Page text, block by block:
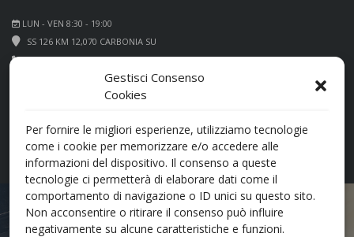
Gestisci Consenso
Cookies
Per fornire le migliori esperienze, utilizziamo tecnologie
come i cookie per memorizzare e/o accedere alle
informazioni del dispositivo. Il consenso a queste
tecnologie ci permetterà di elaborare dati come il
comportamento di navigazione o ID unici su questo sito.
Non acconsentire o ritirare il consenso può influire
negativamente su alcune caratteristiche e funzioni.
LUN - VEN 8:30 - 19:00
SS 126 KM 12,070 CARBONIA SU
+39 0781 660066
PEUGEOT